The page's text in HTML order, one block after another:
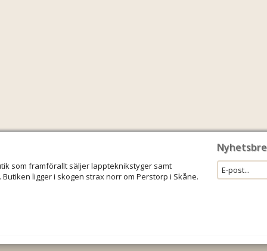
som framförallt säljer lappteknikstyger samt
ligger i skogen strax norr om Perstorp i Skåne.